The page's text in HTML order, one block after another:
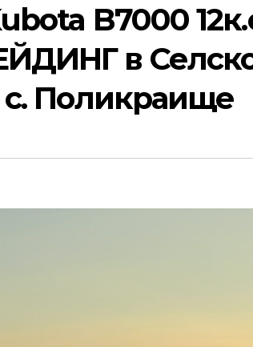
B7000
в
с. Поликраище